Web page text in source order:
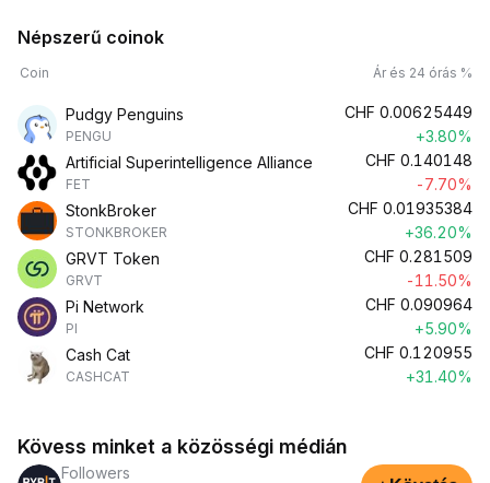
Népszerű coinok
Coin Ár és 24 órás %
Pudgy Penguins
PENGU
CHF 0.00625449
+3.80%
Artificial Superintelligence Alliance
FET
CHF 0.140148
-7.70%
StonkBroker
STONKBROKER
CHF 0.01935384
+36.20%
GRVT Token
GRVT
CHF 0.281509
-11.50%
Pi Network
PI
CHF 0.090964
+5.90%
Cash Cat
CASHCAT
CHF 0.120955
+31.40%
Kövess minket a közösségi médián
Followers